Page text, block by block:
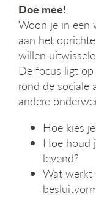
Doe mee!
Woon je in een
aan het
willen
De focus ligt
rond de sociale
andere
Hoe kies
Hoe houd
levend?
Wat werkt